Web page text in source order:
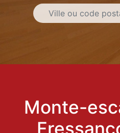
Monte-